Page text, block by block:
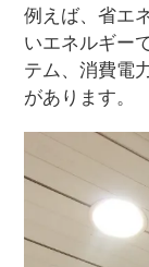
例えば、省エ
いエネルギー
テム、消費電
があります。